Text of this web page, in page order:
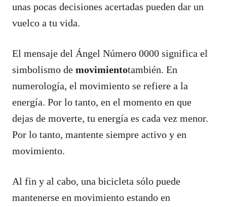
unas pocas decisiones acertadas pueden dar un
vuelco a tu vida.
El mensaje del Ángel Número 0000 significa el
simbolismo de movimientotambién. En
numerología, el movimiento se refiere a la
energía. Por lo tanto, en el momento en que
dejas de moverte, tu energía es cada vez menor.
Por lo tanto, mantente siempre activo y en
movimiento.
Al fin y al cabo, una bicicleta sólo puede
mantenerse en movimiento estando en